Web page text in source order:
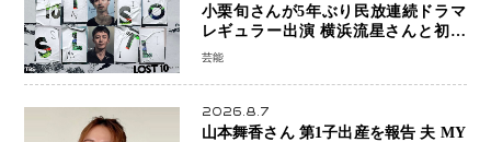
小栗旬さんが5年ぶり民放連続ドラマ
レギュラー出演 横浜流星さんと初共
演『LOST10』で異色バディ結成
芸能
2026.8.7
山本舞香さん 第1子出産を報告 夫 MY